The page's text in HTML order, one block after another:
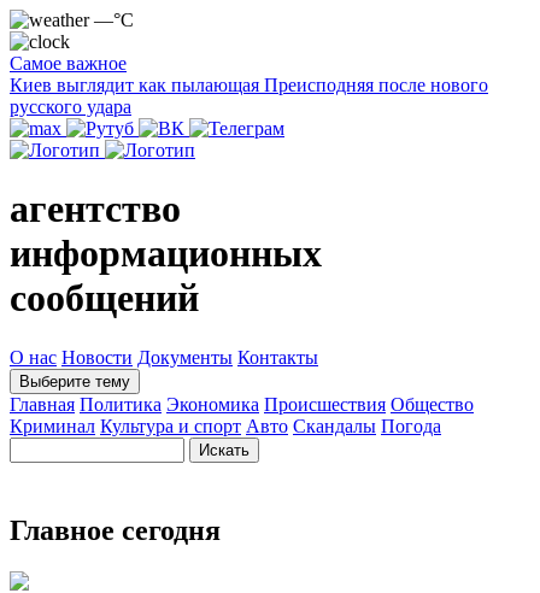
—°C
Самое важное
Киев выглядит как пылающая Преисподняя после нового
русского удара
агентство
информационных
сообщений
О нас Новости Документы Контакты
Выберите тему
Главная Политика Экономика Происшествия Общество
Криминал Культура и спорт Авто Скандалы Погода
Главное сегодня